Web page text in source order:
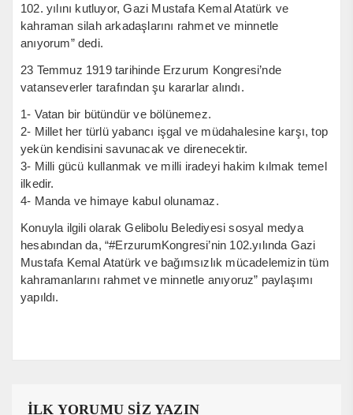
102. yılını kutluyor, Gazi Mustafa Kemal Atatürk ve
kahraman silah arkadaşlarını rahmet ve minnetle
anıyorum” dedi.
23 Temmuz 1919 tarihinde Erzurum Kongresi’nde
vatanseverler tarafından şu kararlar alındı.
1- Vatan bir bütündür ve bölünemez.
2- Millet her türlü yabancı işgal ve müdahalesine karşı, top
yekün kendisini savunacak ve direnecektir.
3- Milli gücü kullanmak ve milli iradeyi hakim kılmak temel
ilkedir.
4- Manda ve himaye kabul olunamaz.
Konuyla ilgili olarak Gelibolu Belediyesi sosyal medya
hesabından da, “#ErzurumKongresi’nin 102.yılında Gazi
Mustafa Kemal Atatürk ve bağımsızlık mücadelemizin tüm
kahramanlarını rahmet ve minnetle anıyoruz” paylaşımı
yapıldı.
İLK YORUMU SİZ YAZIN